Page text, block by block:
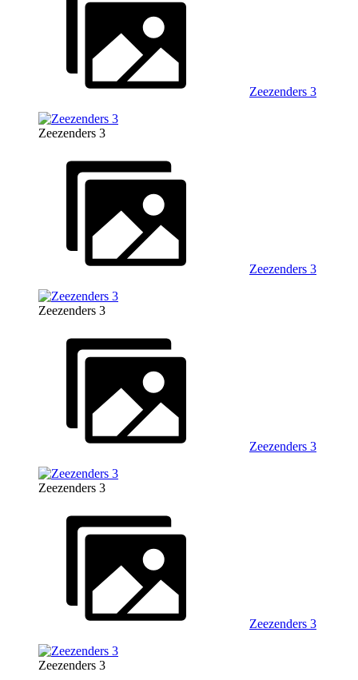
Zeezenders 3
Zeezenders 3
Zeezenders 3
Zeezenders 3
Zeezenders 3
Zeezenders 3
Zeezenders 3
Zeezenders 3